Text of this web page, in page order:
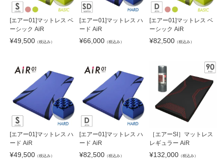
[エアー01]マットレス ベ
ーシック AiR
¥49,500 （税込み）
[エアー01]マットレス ハ
ード AiR
¥66,000 （税込み）
[エアー01]マットレス ベ
ーシック AiR
¥82,500（税込み）
[エアー01]マットレス ハ
ード AiR
¥49,500 （税込み）
[エアー01]マットレス ハ
ード AiR
¥82,500 （税込み）
［エアーSI］マットレス
レギュラー AiR
¥132,000（税込み）